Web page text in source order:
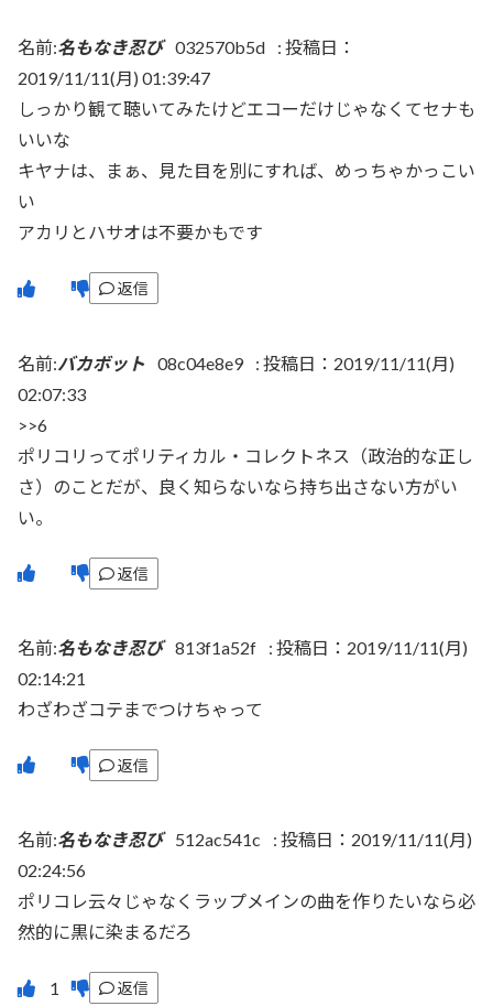
名前:名もなき忍び 032570b5d : 投稿日：
2019/11/11(月) 01:39:47
しっかり観て聴いてみたけどエコーだけじゃなくてセナも
いいな
キヤナは、まぁ、見た目を別にすれば、めっちゃかっこい
い
アカリとハサオは不要かもです
返信
名前:バカボット 08c04e8e9 : 投稿日：2019/11/11(月)
02:07:33
>>6
ポリコリってポリティカル・コレクトネス（政治的な正し
さ）のことだが、良く知らないなら持ち出さない方がい
い。
返信
名前:名もなき忍び 813f1a52f : 投稿日：2019/11/11(月)
02:14:21
わざわざコテまでつけちゃって
返信
名前:名もなき忍び 512ac541c : 投稿日：2019/11/11(月)
02:24:56
ポリコレ云々じゃなくラップメインの曲を作りたいなら必
然的に黒に染まるだろ
返信